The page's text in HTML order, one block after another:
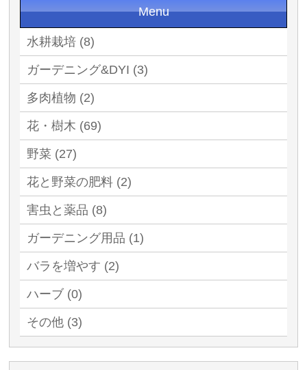
Menu
水耕栽培 (8)
ガーデニング&DYI (3)
多肉植物 (2)
花・樹木 (69)
野菜 (27)
花と野菜の肥料 (2)
害虫と薬品 (8)
ガーデニング用品 (1)
バラを増やす (2)
ハーブ (0)
その他 (3)